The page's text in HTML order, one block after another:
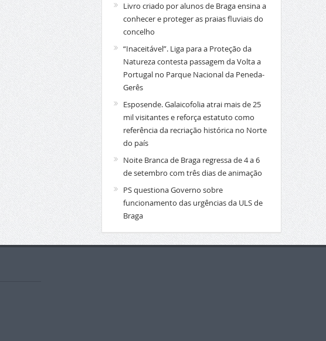
Livro criado por alunos de Braga ensina a
conhecer e proteger as praias fluviais do
concelho
“Inaceitável”. Liga para a Proteção da
Natureza contesta passagem da Volta a
Portugal no Parque Nacional da Peneda-
Gerês
Esposende. Galaicofolia atrai mais de 25
mil visitantes e reforça estatuto como
referência da recriação histórica no Norte
do país
Noite Branca de Braga regressa de 4 a 6
de setembro com três dias de animação
PS questiona Governo sobre
funcionamento das urgências da ULS de
Braga